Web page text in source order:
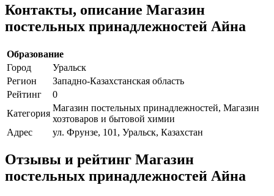
Контакты, описание Магазин
постельных принадлежностей Айна
Образование
Город
Уральск
Регион
Западно-Казахстанская область
Рейтинг
0
Категория
Магазин постельных принадлежностей, Магазин
хозтоваров и бытовой химии
Адрес
ул. Фрунзе, 101, Уральск, Казахстан
Отзывы и рейтинг Магазин
постельных принадлежностей Айна